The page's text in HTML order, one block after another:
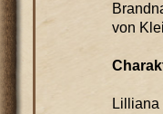
von
Lilliana